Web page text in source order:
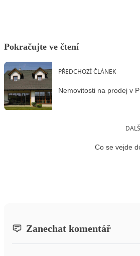
Pokračujte ve čtení
PŘEDCHOZÍ ČLÁNEK
Nemovitosti na prodej v
Co se vejde
Zanechat komentář